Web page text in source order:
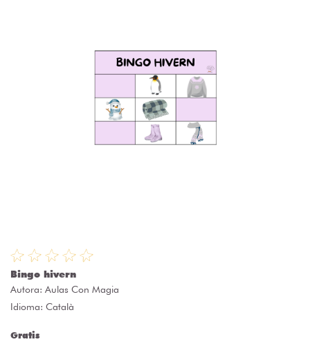
Bingo hivern
Autora: Aulas Con Magia
Idioma: Català
Gratis